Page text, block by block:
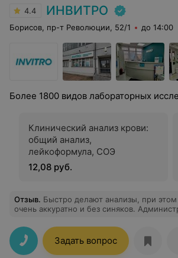
4.4 ИНВИТРО
Борисов, пр-т Революции, 52/1 до 14:00
Более 1800 видов лабораторных
Клинический анализ крови:
общий анализ,
лейкоформула, СОЭ
12,08 руб.
Отзыв. Быстро делают анализы, при этом
очень аккуратно и без синяков.
помочь. Результаты пришли на почту
заявленного срока. Однозначно
лабораторию!
Задать вопрос